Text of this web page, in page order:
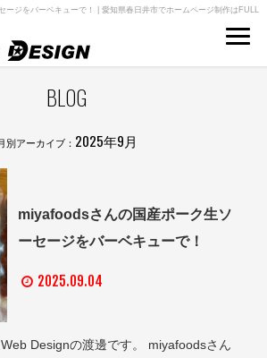
ージをバーベキューで！ | 愛知県春日井市でホームページ制作はFULL
BLOG
別アーカイブ： 2025年9月
miyafoodsさんの国産ポーク生ソ
ーセージをバーベキューで！
2025.09.04
Designの渡邊です。 miyafoodsさん